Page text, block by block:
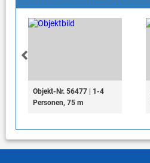
Objekt-Nr. 56477 | 1-4
Personen, 75 m